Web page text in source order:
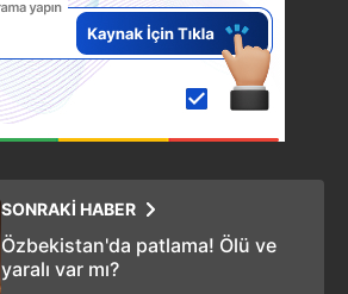
SONRAKİ HABER
Özbekistan'da patlama! Ölü ve
yaralı var mı?